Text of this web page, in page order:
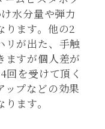
水分量や弾力
ります。他の2
リが出た、手触
ますが個人差が
回を受けて頂く
ップなどの効果
ます。